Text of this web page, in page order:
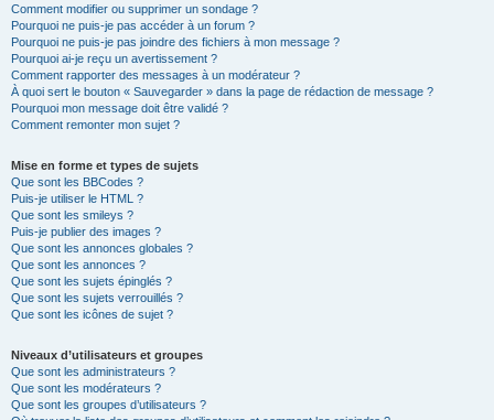
Comment modifier ou supprimer un sondage ?
Pourquoi ne puis-je pas accéder à un forum ?
Pourquoi ne puis-je pas joindre des fichiers à mon message ?
Pourquoi ai-je reçu un avertissement ?
Comment rapporter des messages à un modérateur ?
À quoi sert le bouton « Sauvegarder » dans la page de rédaction de message ?
Pourquoi mon message doit être validé ?
Comment remonter mon sujet ?
Mise en forme et types de sujets
Que sont les BBCodes ?
Puis-je utiliser le HTML ?
Que sont les smileys ?
Puis-je publier des images ?
Que sont les annonces globales ?
Que sont les annonces ?
Que sont les sujets épinglés ?
Que sont les sujets verrouillés ?
Que sont les icônes de sujet ?
Niveaux d’utilisateurs et groupes
Que sont les administrateurs ?
Que sont les modérateurs ?
Que sont les groupes d’utilisateurs ?